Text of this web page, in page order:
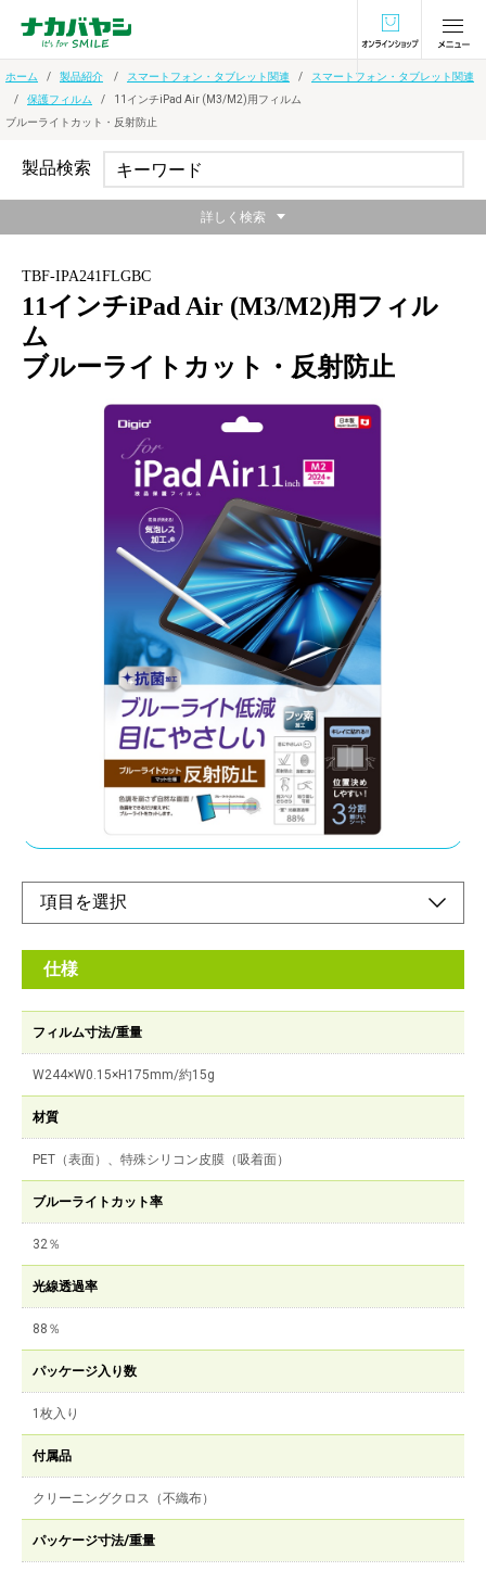
オンラインショ
ホーム 製品紹介 スマートフォン・タブレット関連
スマートフォン・タブレット関連
保護フィルム
11インチiPad Air (M3/M2)用フィルム
ブルーライトカット・反射防止
TBF-IPA241FLGBC
11インチiPad Air (M3/M2)用フィル
ム
ブルーライトカット・反射防止
ピタッと吸着、キレイをキープ
メーカー希望小売価格：
+ 税
・液晶画面をキズや汚れから守る
・位置決めしやすい3分割離型シート
・指紋や汚れに強い
・気泡レス加工
オンラインショップ
仕様
フィルム寸法/重量
W244×W0.15×H175mm/約15g
材質
PET（表面）、特殊シリコン皮膜（吸着面）
ブルーライトカット率
32％
光線透過率
88％
パッケージ入り数
1枚入り
付属品
クリーニングクロス（不織布）
パッケージ寸法/重量
製品検索
詳しく検索